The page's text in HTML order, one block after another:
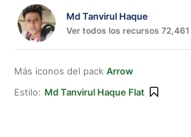
Md Tanvirul Haque
Ver todos los recursos 72,461
Más iconos del pack Arrow
Estilo: Md Tanvirul Haque Flat